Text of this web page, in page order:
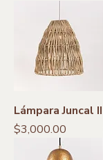
Lámpara Juncal II
Precio
$3,000.00